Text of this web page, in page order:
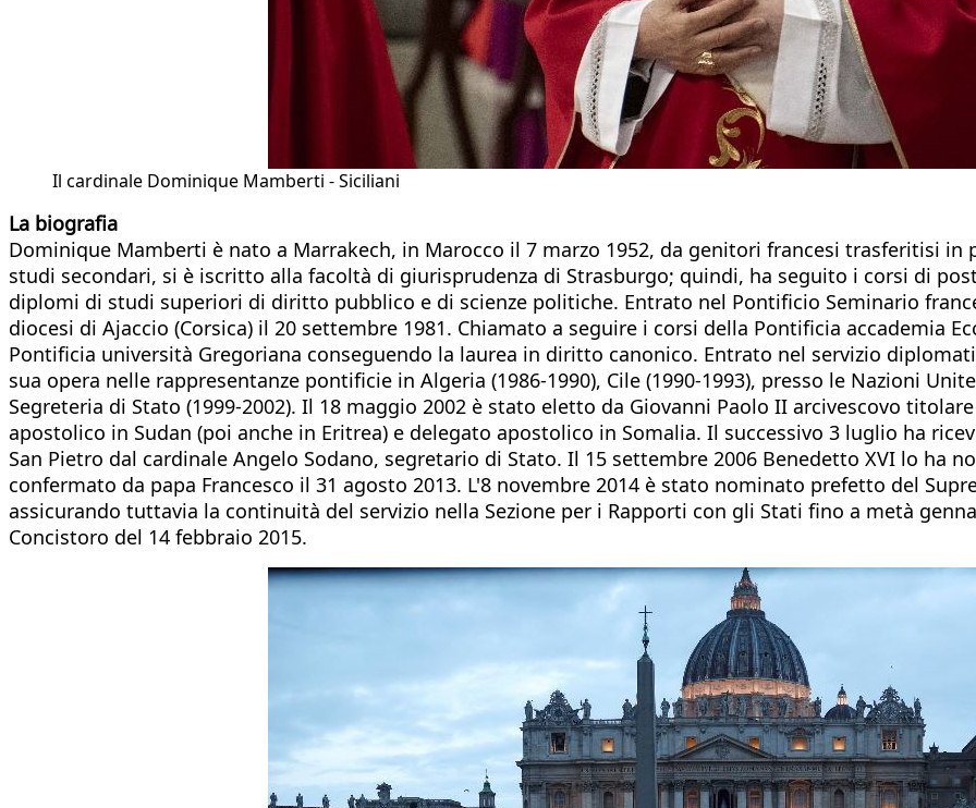
Il cardinale Dominique Mamberti - Siciliani
La biografia
Dominique Mamberti è nato a Marrakech, in Marocco il 7 marzo 1952, da genitori francesi trasferitisi
studi secondari, si è iscritto alla facoltà di giurisprudenza di Strasburgo; quindi, ha seguito i corsi di
diplomi di studi superiori di diritto pubblico e di scienze politiche. Entrato nel Pontificio Seminario
diocesi di Ajaccio (Corsica) il 20 settembre 1981. Chiamato a seguire i corsi della Pontificia accademia
Pontificia università Gregoriana conseguendo la laurea in diritto canonico. Entrato nel servizio
sua opera nelle rappresentanze pontificie in Algeria (1986-1990), Cile (1990-1993), presso le Nazioni
Segreteria di Stato (1999-2002). Il 18 maggio 2002 è stato eletto da Giovanni Paolo II arcivescovo
apostolico in Sudan (poi anche in Eritrea) e delegato apostolico in Somalia. Il successivo 3 luglio ha
San Pietro dal cardinale Angelo Sodano, segretario di Stato. Il 15 settembre 2006 Benedetto XVI lo ha
confermato da papa Francesco il 31 agosto 2013. L'8 novembre 2014 è stato nominato prefetto del
assicurando tuttavia la continuità del servizio nella Sezione per i Rapporti con gli Stati fino a metà
Concistoro del 14 febbraio 2015.